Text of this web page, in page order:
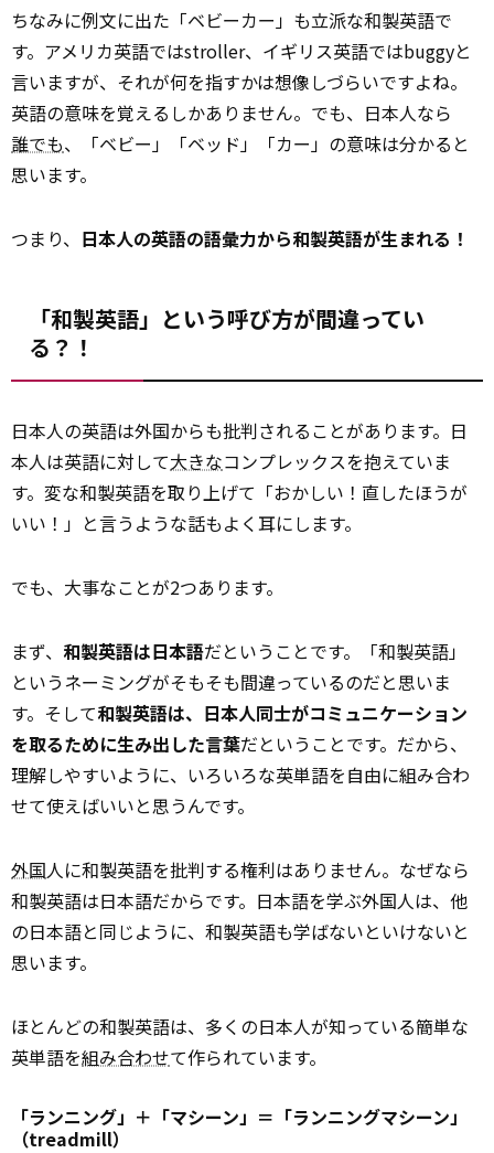
ちなみに例文に出た「ベビーカー」も立派な和製英語で
す。アメリカ英語ではstroller、イギリス英語ではbuggyと
言いますが、それが何を指すかは想像しづらいですよね。
英語の意味を覚えるしかありません。でも、日本人なら
誰でも、「ベビー」「ベッド」「カー」の意味は分かると
思います。
つまり、 日本人の英語の語彙力から和製英語が生まれる！
「和製英語」という呼び方が間違ってい
る？！
日本人の英語は外国からも批判されることがあります。日
本人は英語に対して大きなコンプレックスを抱えていま
す。変な和製英語を取り上げて「おかしい！直したほうが
いい！」と言うような話もよく耳にします。
でも、大事なことが2つあります。
まず、 和製英語は日本語だということです。「和製英語」
というネーミングがそもそも間違っているのだと思いま
す。そして和製英語は、日本人同士がコミュニケーション
を取るために生み出した言葉だということです。だから、
理解しやすいように、いろいろな英単語を自由に組み合わ
せて使えばいいと思うんです。
外国人に和製英語を批判する権利はありません。なぜなら
和製英語は日本語だからです。日本語を学ぶ外国人は、他
の日本語と同じように、和製英語も学ばないといけないと
思います。
ほとんどの和製英語は、多くの日本人が知っている簡単な
英単語を組み合わせて作られています。
「ランニング」＋「マシーン」＝「ランニングマシーン」
（treadmill）